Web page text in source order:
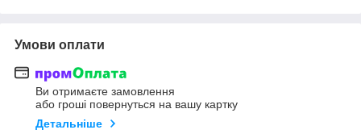
Умови оплати
Ви отримаєте замовлення
або гроші повернуться на вашу картку
Детальніше